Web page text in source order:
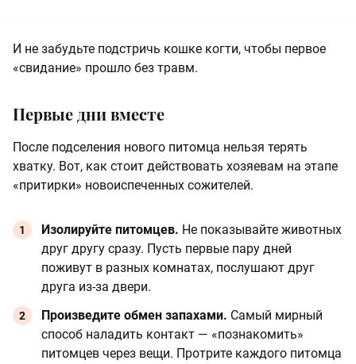
И не забудьте подстричь кошке когти, чтобы первое
«свидание» прошло без травм.
Первые дни вместе
После подселения нового питомца нельзя терять
хватку. Вот, как стоит действовать хозяевам на этапе
«притирки» новоиспеченных сожителей.
Изолируйте питомцев. Не показывайте животных
друг другу сразу. Пусть первые пару дней
поживут в разных комнатах, послушают друг
друга из-за двери.
Произведите обмен запахами. Самый мирный
способ наладить контакт — «познакомить»
питомцев через вещи. Протрите каждого питомца